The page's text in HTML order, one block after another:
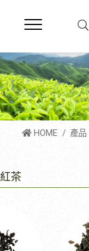
HOME 產品
紅茶